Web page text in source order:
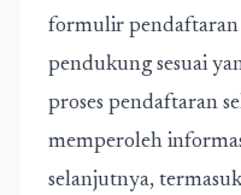
formulir
pendukung sesuai
proses pendaftaran
memperoleh
selanjutnya,